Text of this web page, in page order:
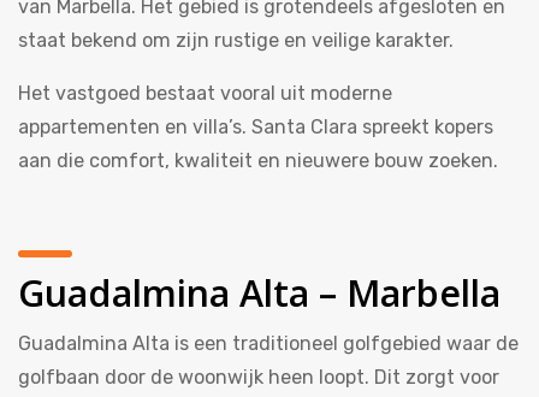
van Marbella. Het gebied is grotendeels afgesloten en
staat bekend om zijn rustige en veilige karakter.
Het vastgoed bestaat vooral uit moderne
appartementen en villa’s. Santa Clara spreekt kopers
aan die comfort, kwaliteit en nieuwere bouw zoeken.
Guadalmina Alta – Marbella
Guadalmina Alta is een traditioneel golfgebied waar de
golfbaan door de woonwijk heen loopt. Dit zorgt voor